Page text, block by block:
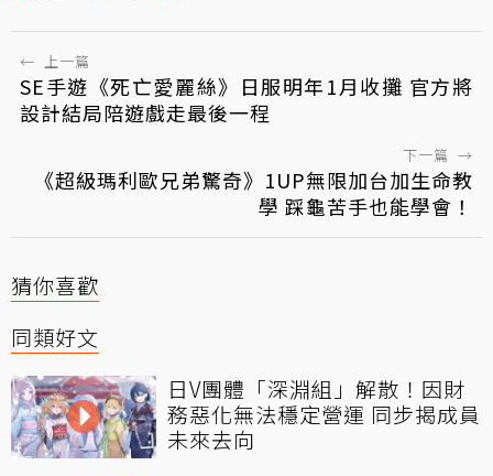
← 上一篇
SE手遊《死亡愛麗絲》日服明年1月收攤 官方將
設計結局陪遊戲走最後一程
下一篇 →
《超級瑪利歐兄弟驚奇》1UP無限加台加生命教
學 踩龜苦手也能學會！
猜你喜歡
同類好文
日V團體「深淵組」解散！因財
務惡化無法穩定營運 同步揭成員
未來去向